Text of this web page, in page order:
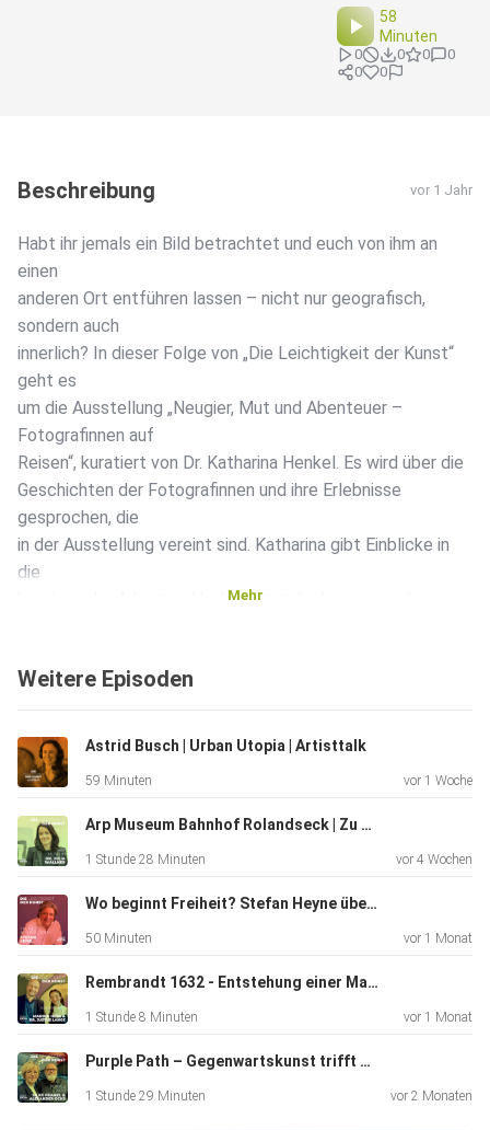
58
Minuten
0 0 0
0
0
0
Beschreibung vor 1 Jahr
Habt ihr jemals ein Bild betrachtet und euch von ihm an
einen
anderen Ort entführen lassen – nicht nur geografisch,
sondern auch
innerlich? In dieser Folge von „Die Leichtigkeit der Kunst“
geht es
um die Ausstellung „Neugier, Mut und Abenteuer –
Fotografinnen auf
Reisen“, kuratiert von Dr. Katharina Henkel. Es wird über die
Geschichten der Fotografinnen und ihre Erlebnisse
gesprochen, die
in der Ausstellung vereint sind. Katharina gibt Einblicke in
die
kuratorische Arbeit und beleuchtet die faszinierenden
Mehr
Weitere Episoden
Astrid Busch | Urban Utopia | Artisttalk
59 Minuten vor 1 Woche
Arp Museum Bahnhof Rolandseck | Zu den Sternen | Dr. Julia Wallner | Kunstpodcast | Die Leichtigkeit der Kunst
1 Stunde 28 Minuten vor 4 Wochen
Wo beginnt Freiheit? Stefan Heyne über abstrakte Fotografie, Wahrnehmung und Skalierung | Kunstpodcast | Die Leichtigkeit der Kunst
50 Minuten vor 1 Monat
Rembrandt 1632 - Entstehung einer Marke | Dr. Justus Lange und Marina Heß | Hessen Kassel Heritage | Kunstpodcast | Die Leichtigkeit der Kunst
1 Stunde 8 Minuten vor 1 Monat
Purple Path – Gegenwartskunst trifft Bergbau, Handwerk und Erinnerung | Alexander Ochs und Silke Franzl | Chemnitz 2025 | Kunstpodcast
1 Stunde 29 Minuten vor 2 Monaten